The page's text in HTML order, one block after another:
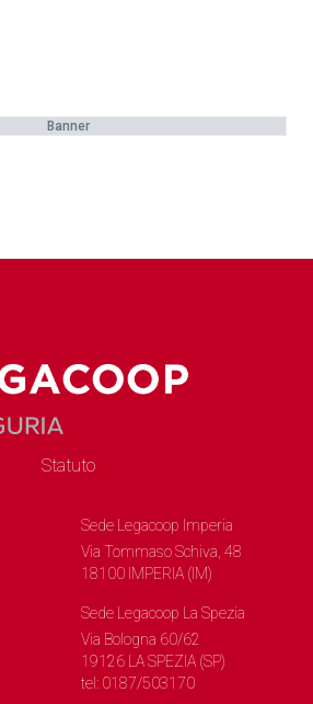
Banner
Statuto
Sede Legacoop Imperia
Via Tommaso Schiva, 48
18100 IMPERIA (IM)
Sede Legacoop La Spezia
Via Bologna 60/62
19126 LA SPEZIA (SP)
tel: 0187/503170